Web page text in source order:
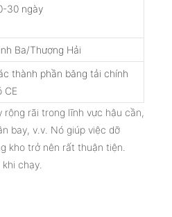
30 ngày
Ba/Thượng Hải
thành phần băng tải chính
CE
rộng rãi trong lĩnh vực hậu cần,
bay, v.v. Nó giúp việc dỡ
kho trở nên rất thuận tiện.
chạy.